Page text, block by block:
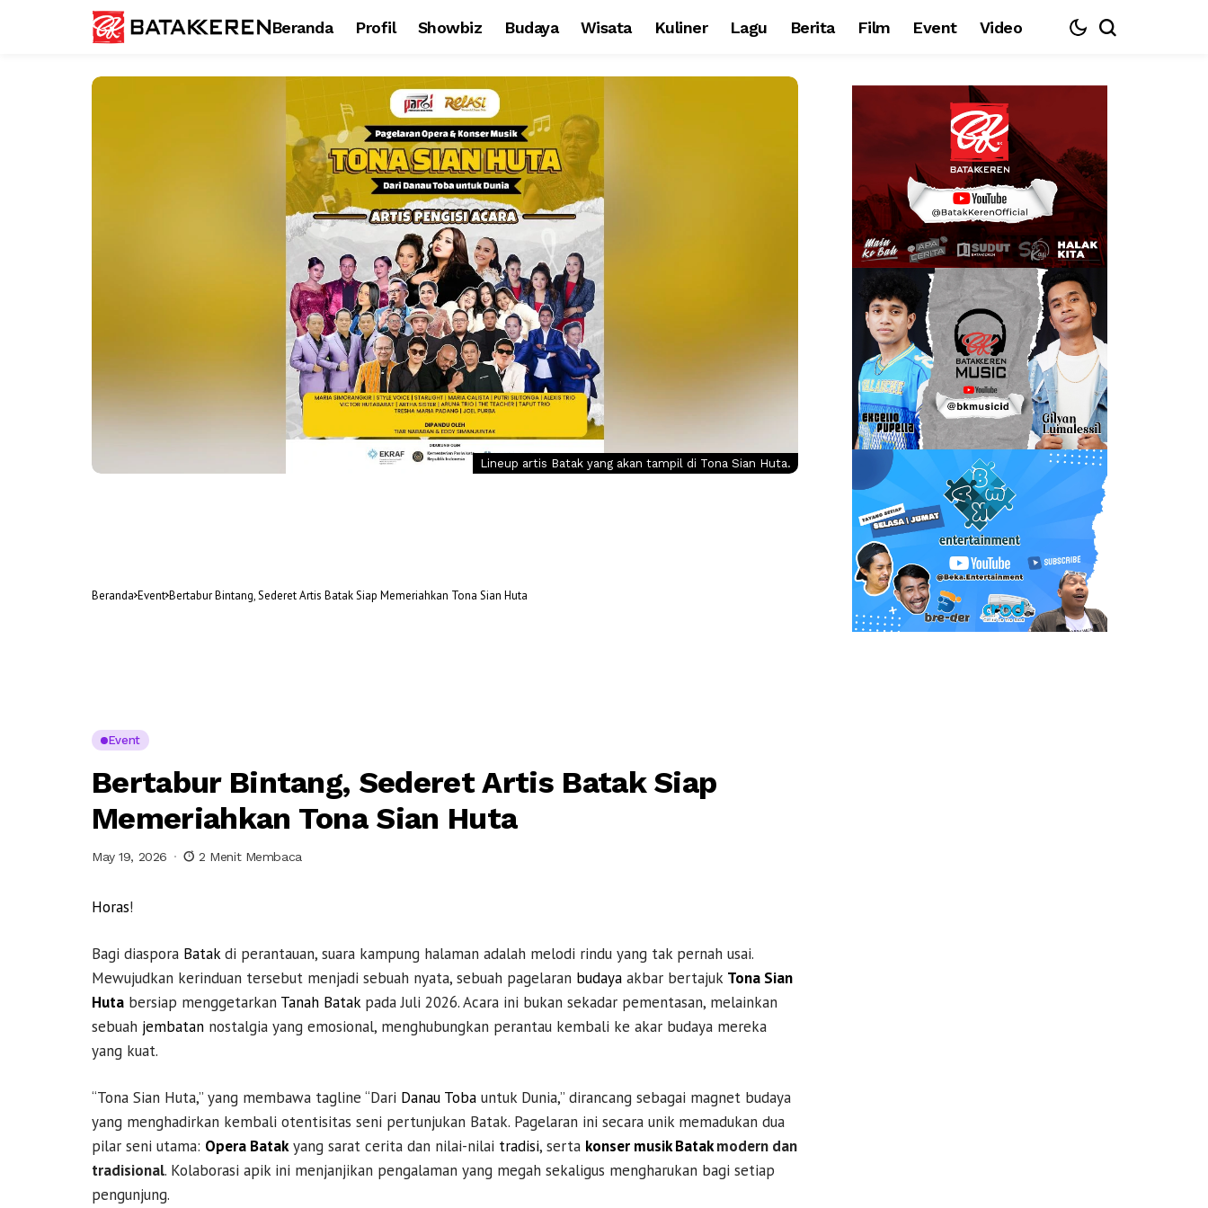
Beranda Profil Showbiz Budaya Wisata Kuliner Lagu Berita Film Event Video
Lineup artis Batak yang akan tampil di Tona Sian Huta.
Beranda Event Bertabur Bintang, Sederet Artis Batak Siap Memeriahkan Tona Sian Huta
Event
Bertabur Bintang, Sederet Artis Batak Siap
Memeriahkan Tona Sian Huta
May 19, 2026 2 Menit Membaca
Horas!
Bagi diaspora Batakdi perantauan, suara kampung halaman adalah melodi rindu yang tak pernah usai.
Mewujudkan kerinduan tersebut menjadi sebuah nyata, sebuah pagelaran budaya akbar bertajuk Tona Sian
Huta bersiap menggetarkan Tanah Batakpada Juli 2026. Acara ini bukan sekadar pementasan, melainkan
sebuah jembatan nostalgia yang emosional, menghubungkan perantau kembali ke akar budaya mereka
yang kuat.
“Tona Sian Huta,” yang membawa tagline “Dari Danau Toba untuk Dunia,” dirancang sebagai magnet budaya
yang menghadirkan kembali otentisitas seni pertunjukan Batak. Pagelaran ini secara unik memadukan dua
pilar seni utama: Opera Batakyang sarat cerita dan nilai-nilai tradisi, serta konser musik Batakmodern dan
tradisional. Kolaborasi apik ini menjanjikan pengalaman yang megah sekaligus mengharukan bagi setiap
pengunjung.